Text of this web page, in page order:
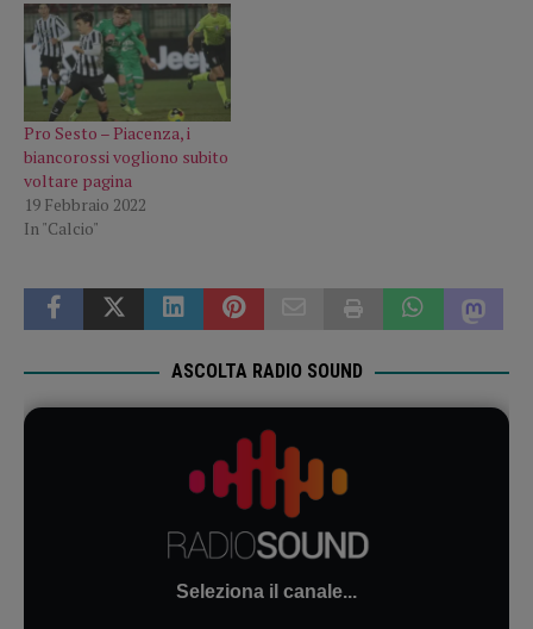
Pro Sesto – Piacenza, i
biancorossi vogliono subito
voltare pagina
19 Febbraio 2022
In "Calcio"
ASCOLTA RADIO SOUND
Seleziona il canale...